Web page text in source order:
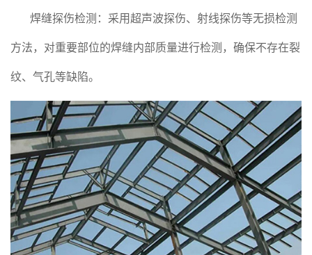
焊缝探伤检测：采用超声波探伤、射线探伤等无损检测
方法，对重要部位的焊缝内部质量进行检测，确保不存在裂
纹、气孔等缺陷。